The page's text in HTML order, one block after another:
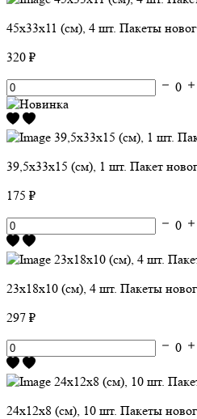
45х33х11 (см), 4 шт. Пакеты
320 ₽
0
39,5х33х15 (см), 1 шт. Пакет
175 ₽
0
23х18х10 (см), 4 шт. Пакеты
297 ₽
0
24х12х8 (см), 10 шт. Пакеты